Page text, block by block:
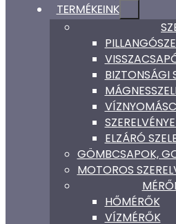
TERMÉKEINK
BIZTONSÁGI
ELZÁRÓ
GÖMBCSAPOK,
MOTOROS
HŐMÉRŐK
VÍZMÉRŐK